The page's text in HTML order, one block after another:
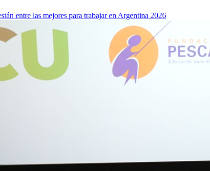
entre las mejores para trabajar en Argentina 2026